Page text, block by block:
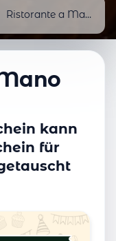
Ristorante a Mano
kann
für